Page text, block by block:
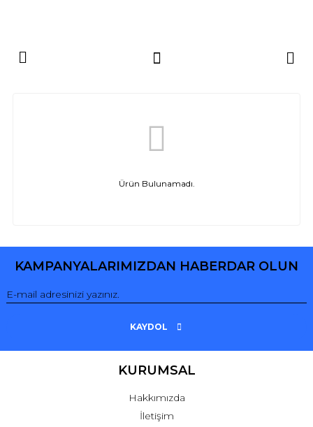
Ürün Bulunamadı.
KAMPANYALARIMIZDAN HABERDAR OLUN
KAYDOL
KURUMSAL
Hakkımızda
İletişim